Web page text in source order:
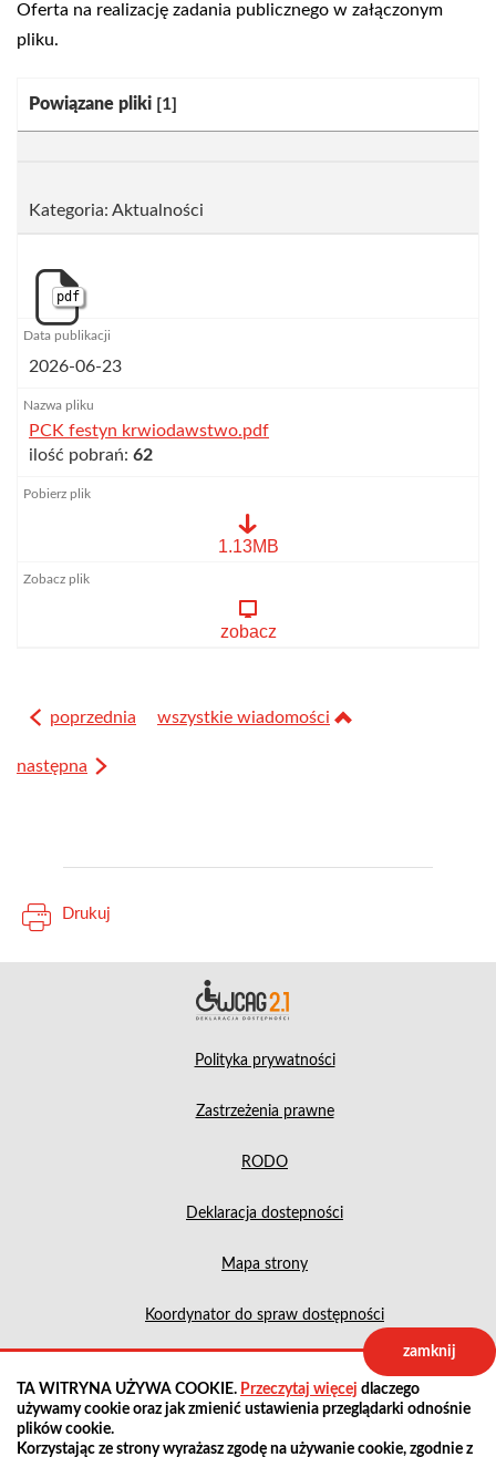
TA WITRYNA UŻYWA COOKIE. Przeczytaj więcej dlaczego
używamy cookie oraz jak zmienić ustawienia przeglądarki odnośnie
plików cookie.
Korzystając ze strony wyrażasz zgodę na używanie cookie, zgodnie z
zamknij
Oferta na realizację zadania publicznego w załączonym
pliku.
Kategoria:
Powiązane pliki [1]
Kategoria: Aktualności
pdf
2026-06-23
PCK festyn krwiodawstwo.pdf
ilość pobrań: 62
krwiodawstwo.pdf
1.13MB
zobacz
poprzednia wszystkie wiadomości
następna
Drukuj
Polityka prywatności
Zastrzeżenia prawne
RODO
Deklaracja dostepności
Mapa strony
Koordynator do spraw dostępności
Projekt: IntraCOM.pl